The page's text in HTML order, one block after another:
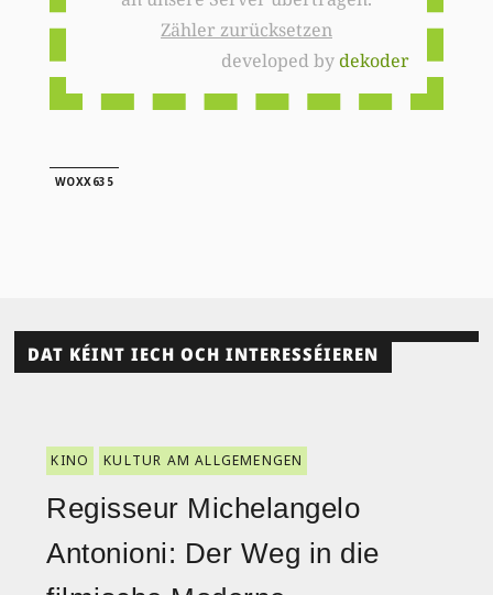
Zähler zurücksetzen
developed bydekoder
WOXX635
DAT KÉINT IECH OCH INTERESSÉIEREN
KINO KULTUR AM ALLGEMENGEN
Regisseur Michelangelo
Antonioni: Der Weg in die